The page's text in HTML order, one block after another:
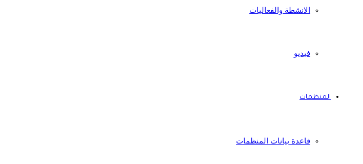
الانشطة والفعاليات
فيديو
المنظمات
قاعدة بيانات المنظمات